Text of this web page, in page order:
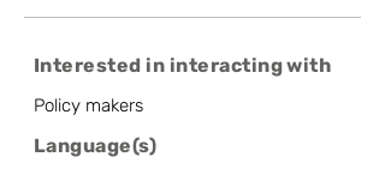
Interested in interacting with
Policy makers
Language(s)